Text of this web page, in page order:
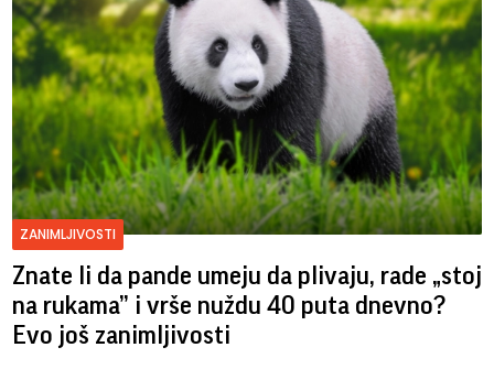
ZANIMLJIVOSTI
Znate li da pande umeju da plivaju, rade „stoj
na rukama” i vrše nuždu 40 puta dnevno?
Evo još zanimljivosti